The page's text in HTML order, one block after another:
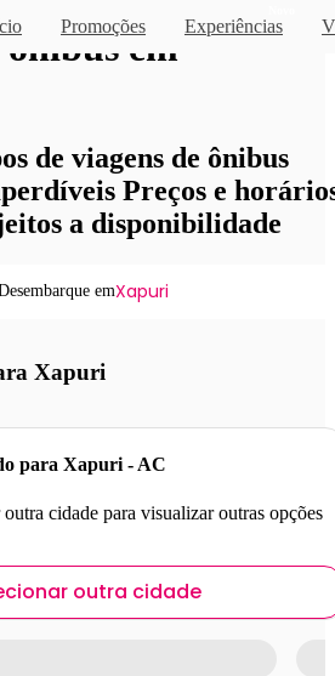
Promoções Experiências
ônibus em
de viagens de ônibus
Preços e
a disponibilidade
emXapuri
Xapuri
para Xapuri - AC
cidade para visualizar outras opções
outra cidade